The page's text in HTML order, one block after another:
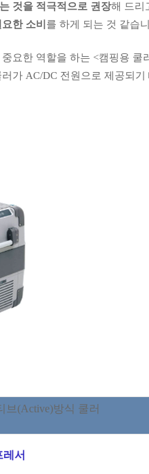
것을 적극적으로 권장해 드리
한 소비 를 하게 되는 것 같습
요한 역할을 하는 <캠핑용
가 AC/DC 전원으로 제공되
브(Active)방식 쿨러
레서